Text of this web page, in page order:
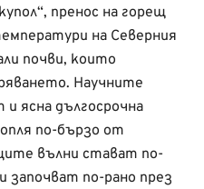
пренос на горещ
на Северния
почви, които
Научните
ясна дългосрочна
по-бързо от
вълни стават по-
по-рано през